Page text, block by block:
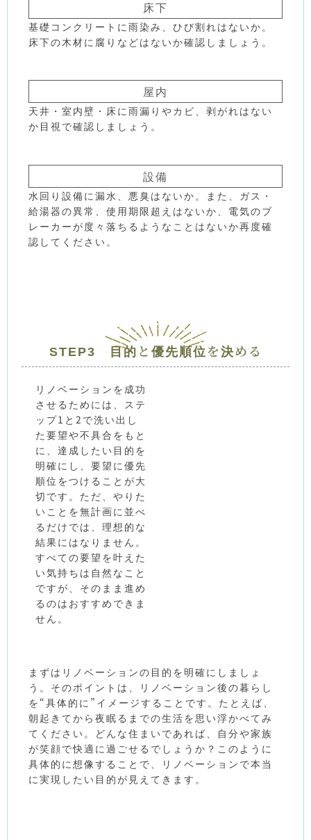
床下
基礎コンクリートに雨染み、ひび割れはないか。
床下の木材に腐りなどはないか確認しましょう。
屋内
天井・室内壁・床に雨漏りやカビ、剥がれはない
か目視で確認しましょう。
設備
水回り設備に漏水、悪臭はないか。また、ガス・
給湯器の異常、使用期限超えはないか、電気のブ
レーカーが度々落ちるようなことはないか再度確
認してください。
STEP3 目的と優先順位を決める
リノベーションを成功
させるためには、ステ
ップ1と2で洗い出し
た要望や不具合をもと
に、達成したい目的を
明確にし、要望に優先
順位をつけることが大
切です。ただ、やりた
いことを無計画に並べ
るだけでは、理想的な
結果にはなりません。
すべての要望を叶えた
い気持ちは自然なこと
ですが、そのまま進め
るのはおすすめできま
せん。
まずはリノベーションの目的を明確にしましょ
う。そのポイントは、リノベーション後の暮らし
を“具体的に”イメージすることです。たとえば、
朝起きてから夜眠るまでの生活を思い浮かべてみ
てください。どんな住まいであれば、自分や家族
が笑顔で快適に過ごせるでしょうか？このように
具体的に想像することで、リノベーションで本当
に実現したい目的が見えてきます。